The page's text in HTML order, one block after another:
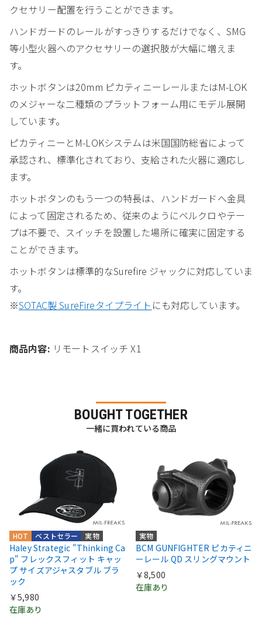
クセサリー配置を行うことができます。
ハンドガードのレールがすっきりするだけでなく、SMG
等小型火器へのアクセサリーの選択肢が大幅に増えま
す。
ホットボタンは20mm ピカティニーレールまたはM-LOK
のメジャーな二種類のプラットフォーム用にモデル展開
しています。
ピカティニーとM-LOKシステムは米国国防総省によって
承認され、標準化されており、支給された火器に適応し
ます。
ホットボタンのもう一つの特長は、ハンドガードへ金具
によって固定されるため、従来のようにベルクロやテー
プは不要で、スイッチを設置した場所に確実に固定する
ことができます。
ホットボタンは標準的なSurefire ジャックに対応していま
す。
※SOTAC製 SureFireタイプライト にも対応しています。
商品内容: リモートスイッチ X1
BOUGHT TOGETHER
一緒に買われている商品
実物
ベストセラー
HOT
Haley Strategic "Thinking Ca
p" フレックスフィット キャッ
プ サイズアジャスタブル ブラ
ック
￥5,980
在庫あり
実物
BCM GUNFIGHTER ピカティニ
ーレール QD スリングマウント
￥8,500
在庫あり